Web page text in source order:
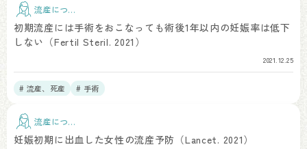
流産につい
て
初期流産には手術をおこなっても術後1年以内の妊娠率は低下
しない（Fertil Steril. 2021）
2021.12.25
# 流産、死産 # 手術
流産につい
て
妊娠初期に出血した女性の流産予防（Lancet. 2021）